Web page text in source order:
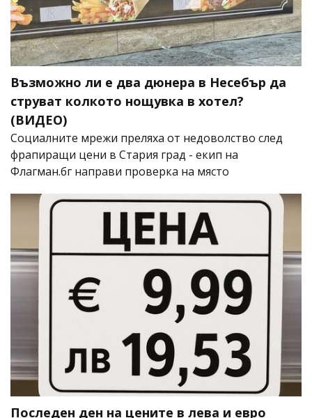
Възможно ли е два дюнера в Несебър да
струват колкото нощувка в хотел?
(ВИДЕО)
Социалните мрежи преляха от недоволство след
фрапиращи цени в Стария град - екип на
Флагман.бг направи проверка на място
Последен ден на цените в лева и евро